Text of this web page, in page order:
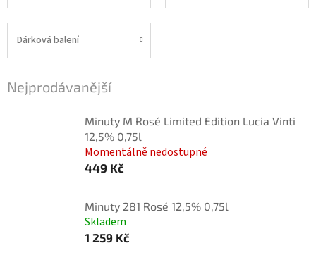
Dárková balení
Nejprodávanější
Minuty M Rosé Limited Edition Lucia Vinti
12,5% 0,75l
Momentálně nedostupné
449 Kč
Minuty 281 Rosé 12,5% 0,75l
Skladem
1 259 Kč